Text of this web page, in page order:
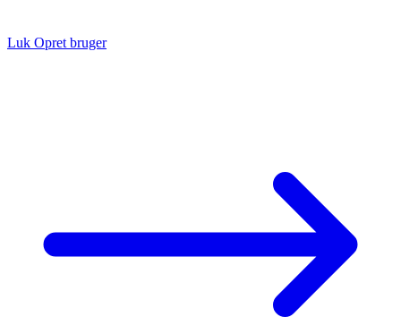
Luk Opret bruger